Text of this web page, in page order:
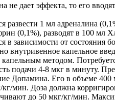
дает эффекта, то его
развести 1 мл адреналина
(0,1%), разводят в 100 мл
в зависимости от состояния
внутривенное капельное
методом.
подачи 4-8 мкг в минуту.
Допамина. Его в объеме
кг/мин. Доза должна
до 50 мкг/кг/мин.